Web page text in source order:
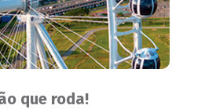
que roda!